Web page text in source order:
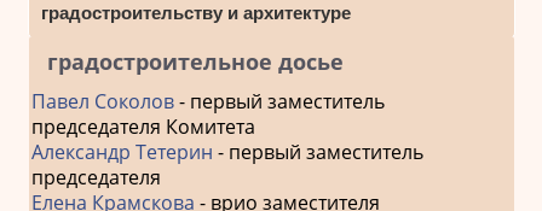
градостроительству и архитектуре
градостроительное досье
Павел Соколов- первый заместитель
председателя Комитета
Александр Тетерин - первый заместитель
председателя
Елена Крамскова - врио заместителя